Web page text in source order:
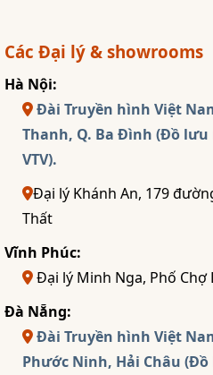
Các Đại lý & showrooms
Hà Nội:
Đài Truyền hình Việt
Thanh, Q. Ba Đình (Đồ
VTV).
Đại lý Khánh An, 179
Thất
Vĩnh Phúc:
Đại lý Minh Nga, Phố Chợ
Đà Nẵng:
Đài Truyền hình Việt
Phước Ninh, Hải Châu